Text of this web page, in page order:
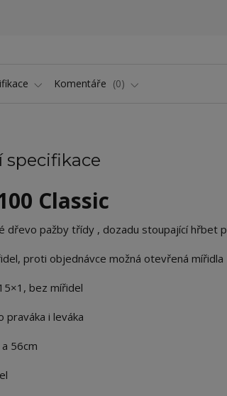
Komentáře 0
specifikace
Classic
dřevo pažby třídy , dozadu stoupající hřbet
proti objednávce možná otevřená mířidla
bez mířidel
praváka i leváka
56cm